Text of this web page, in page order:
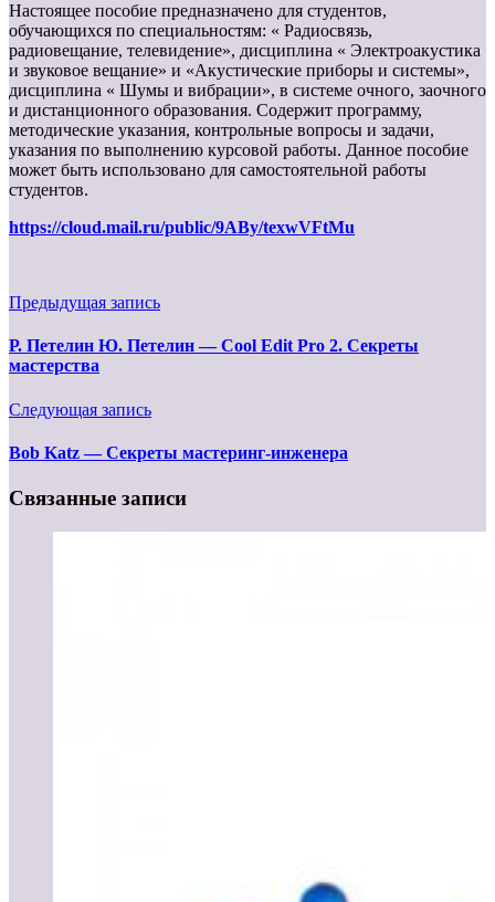
Настоящее пособие предназначено для студентов,
обучающихся по специальностям: « Радиосвязь,
радиовещание, телевидение», дисциплина « Электроакустика
и звуковое вещание» и «Акустические приборы и системы»,
дисциплина « Шумы и вибрации», в системе очного, заочного
и дистанционного образования. Содержит программу,
методические указания, контрольные вопросы и задачи,
указания по выполнению курсовой работы. Данное пособие
может быть использовано для самостоятельной работы
студентов.
https://cloud.mail.ru/public/9ABy/texwVFtMu
Предыдущая запись
Р. Петелин Ю. Петелин — Cool Edit Pro 2. Секреты
мастерства
Следующая запись
Bob Katz — Секреты мастеринг-инженера
Связанные записи